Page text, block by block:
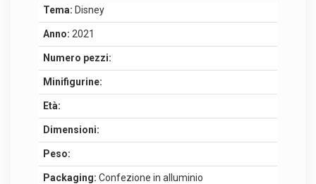
Tema: Disney
Anno: 2021
Numero pezzi:
Minifigurine:
Età:
Dimensioni:
Peso:
Packaging: Confezione in alluminio